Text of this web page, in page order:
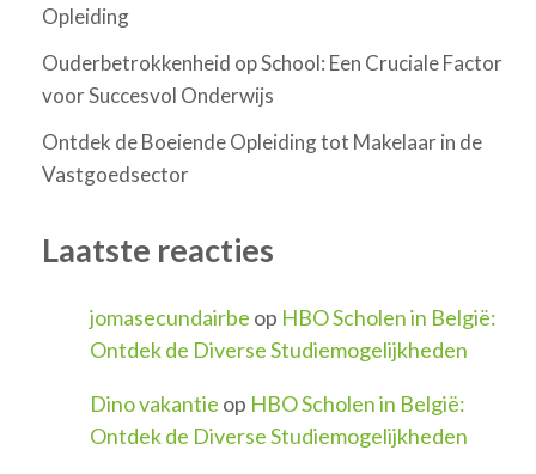
Opleiding
Ouderbetrokkenheid op School: Een Cruciale Factor
voor Succesvol Onderwijs
Ontdek de Boeiende Opleiding tot Makelaar in de
Vastgoedsector
Laatste reacties
jomasecundairbe op HBO Scholen in België:
Ontdek de Diverse Studiemogelijkheden
Dino vakantie op HBO Scholen in België:
Ontdek de Diverse Studiemogelijkheden